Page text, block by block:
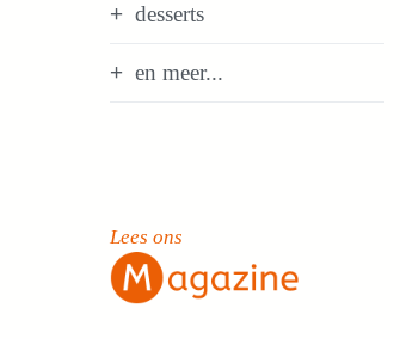
desserts
en meer...
Lees ons